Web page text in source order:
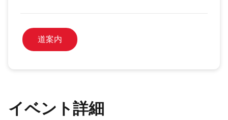
道案内
イベント詳細